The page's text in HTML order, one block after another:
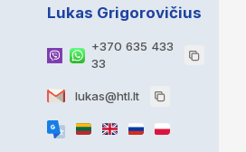
Lukas Grigorovičius
+370 635 433
33
lukas@htl.lt